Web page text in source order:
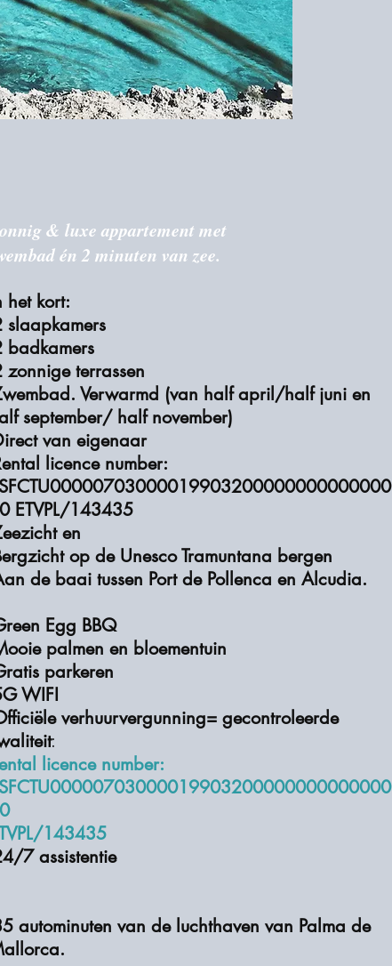
& luxe appartement met
én 2 minuten van zee.
het kort:
slaapkamers
badkamers
zonnige terrassen
Verwarmd (van half april/half juni en
september/ half november)
van eigenaar
licence number:
ETVPL/143435
en
op de Unesco Tramuntana bergen​
de baai tussen Port de Pollenca en Alcudia.
Egg BBQ
palmen en bloementuin
parkeren
WIFI
verhuurvergunning= gecontroleerde
:
licence number:
143435
7 assistentie
autominuten van de luchthaven van Palma de